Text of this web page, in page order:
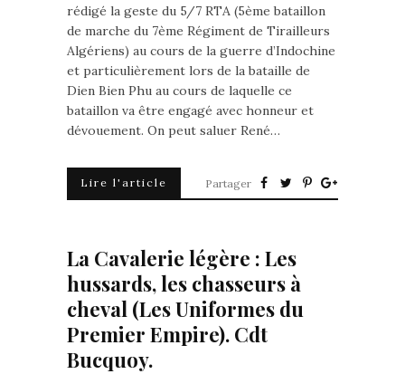
rédigé la geste du 5/7 RTA (5ème bataillon
de marche du 7ème Régiment de Tirailleurs
Algériens) au cours de la guerre d’Indochine
et particulièrement lors de la bataille de
Dien Bien Phu au cours de laquelle ce
bataillon va être engagé avec honneur et
dévouement. On peut saluer René…
Lire l'article Partager
La Cavalerie légère : Les
hussards, les chasseurs à
cheval (Les Uniformes du
Premier Empire). Cdt
Bucquoy.